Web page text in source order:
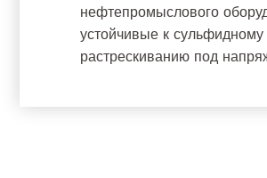
нефтепромыслового
устойчивые к сульфидному
растрескиванию под